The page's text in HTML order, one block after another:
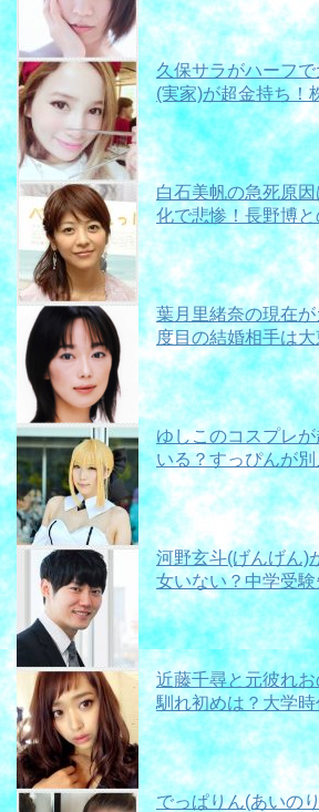
久保サラがハーフ
(実家)が超金持ち！
白石美帆の急死原
化で悲惨！長野博
葉月里緒奈の現在
度目の結婚相手は
ゆしこのコスプレ
いる？すっぴんが
河野玄斗(げんげん)
女いない？中学受
近藤千尋と元彼れ
馴れ初めは？大学時
でっぱりん(あいの